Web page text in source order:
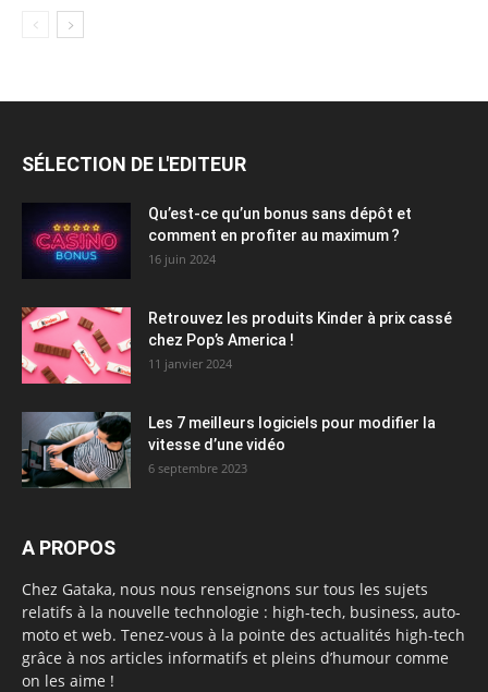
SÉLECTION DE L'EDITEUR
Qu’est-ce qu’un bonus sans dépôt et
comment en profiter au maximum ?
16 juin 2024
Retrouvez les produits Kinder à prix cassé
chez Pop’s America !
11 janvier 2024
Les 7 meilleurs logiciels pour modifier la
vitesse d’une vidéo
6 septembre 2023
A PROPOS
Chez Gataka, nous nous renseignons sur tous les sujets
relatifs à la nouvelle technologie : high-tech, business, auto-
moto et web. Tenez-vous à la pointe des actualités high-tech
grâce à nos articles informatifs et pleins d’humour comme
on les aime !